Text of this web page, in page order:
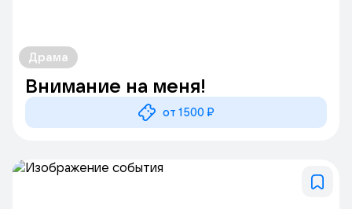
Драма
Внимание на меня!
от 1500 ₽